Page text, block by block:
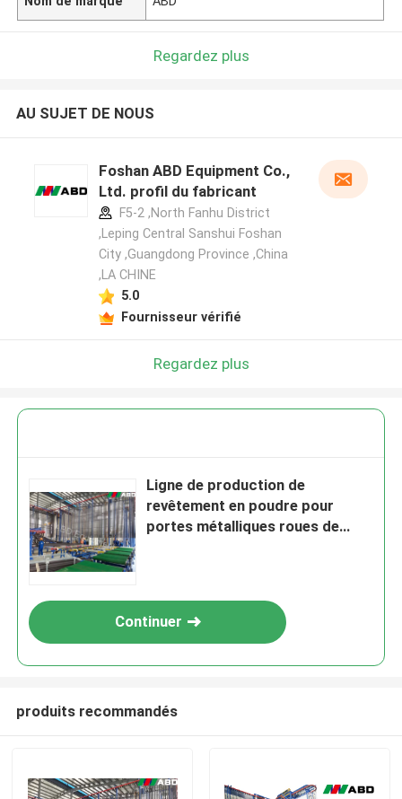
Laisser un message
Nous vous rappellerons bientôt!
Regardez plus
AU SUJET DE NOUS
Foshan ABD Equipment Co.,
Ltd. profil du fabricant
F5-2 ,North Fanhu District
,Leping Central Sanshui Foshan
City ,Guangdong Province ,China
,LA CHINE
5.0
Fournisseur vérifié
Regardez plus
Ligne de production de
revêtement en poudre pour
portes métalliques roues de
Continuer
produits recommandés